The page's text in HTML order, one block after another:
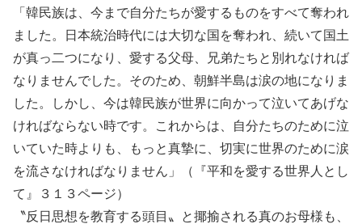
「韓民族は、今まで自分たちが愛するものをすべて奪われ
ました。日本統治時代には大切な国を奪われ、続いて国土
が真っ二つになり、愛する父母、兄弟たちと別れなければ
なりませんでした。そのため、朝鮮半島は涙の地になりま
した。しかし、今は韓民族が世界に向かって泣いてあげな
ければならない時です。これからは、自分たちのために泣
いていた時よりも、もっと真摯に、切実に世界のために涙
を流さなければなりません」（『平和を愛する世界人とし
て』３１３ページ）
〝反日思想を教育する頭目〟と揶揄される真のお母様も、